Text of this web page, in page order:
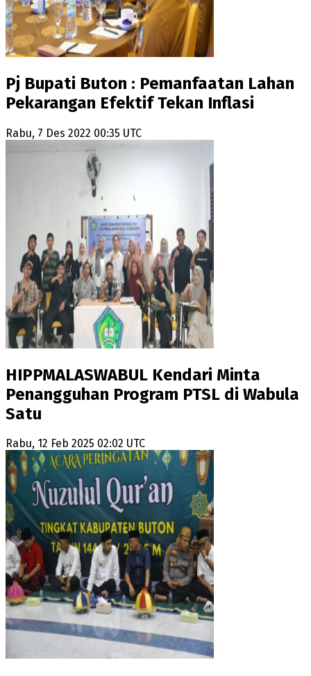
Pj Bupati Buton : Pemanfaatan Lahan
Pekarangan Efektif Tekan Inflasi
Rabu, 7 Des 2022 00:35 UTC
HIPPMALASWABUL Kendari Minta
Penangguhan Program PTSL di Wabula
Satu
Rabu, 12 Feb 2025 02:02 UTC